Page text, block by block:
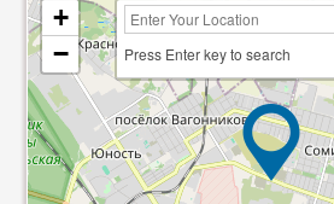
+
−
Press Enter key to search